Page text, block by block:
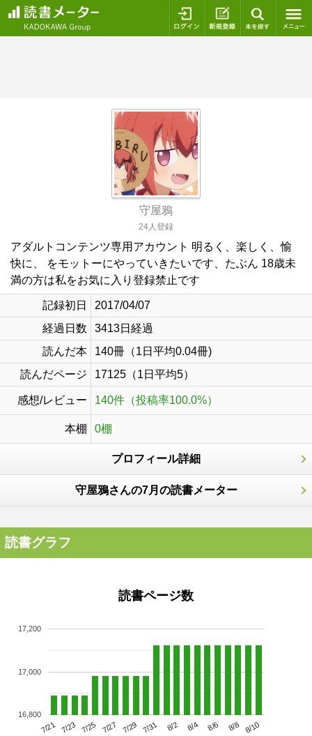
ログイン 新規登録
守屋鴉
24人登録
アダルトコンテンツ専用アカウント 明るく、楽しく、愉
快に、 をモットーにやっていきたいです、たぶん 18歳未
満の方は私をお気に入り登録禁止です
記録初日
2017/04/07
経過日数
3413日経過
読んだ本
140冊（1日平均0.04冊)
読んだページ
17125（1日平均5）
感想/レビュー 140件（投稿率100.0%）
本棚 0棚
プロフィール詳細
守屋鴉さんの7月の読書メーター
読書グラフ
読書ページ数
7/21 7/23 7/25 7/27 7/29 7/31 8/2 8/4 8/6 8/8 8/10
16,800
17,000
17,200